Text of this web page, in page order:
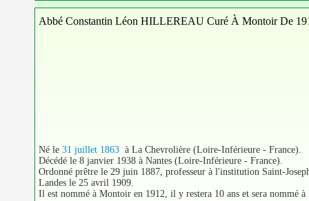
Abbé Constantin Léon HILLEREAU Curé À Montoir De
Né le 31 juillet 1863 à La Chevrolière (Loire-Inférieure - France).
Décédé le 8 janvier 1938 à Nantes (Loire-Inférieure - France).
Ordonné prêtre le 29 juin 1887, professeur à l'institution Saint-
Landes le 25 avril 1909.
Il est nommé à Montoir en 1912, il y restera 10 ans et sera nommé